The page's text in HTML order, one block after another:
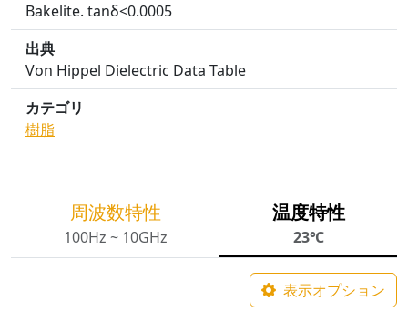
Bakelite. tanδ<0.0005
出典
Von Hippel Dielectric Data Table
カテゴリ
樹脂
周波数特性
100Hz ~ 10GHz
温度特性
23℃
表示オプション